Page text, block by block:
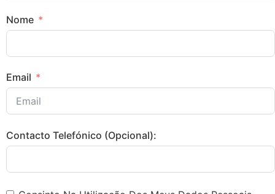
Nome
Email
Contacto Telefónico (Opcional):